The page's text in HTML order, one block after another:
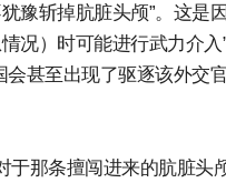
豫斩掉肮脏头颅”。这
况）时可能进行武力介
甚至出现了驱逐该外交
那条擅闯进来的肮脏头